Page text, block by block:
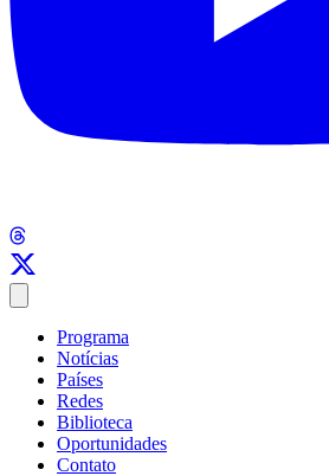
Programa
Notícias
Países
Redes
Biblioteca
Oportunidades
Contato